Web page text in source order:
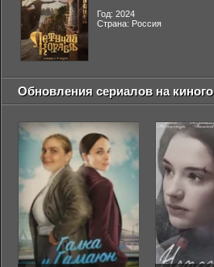
Год: 2024
Страна: Россия
Обновления сериалов на киного